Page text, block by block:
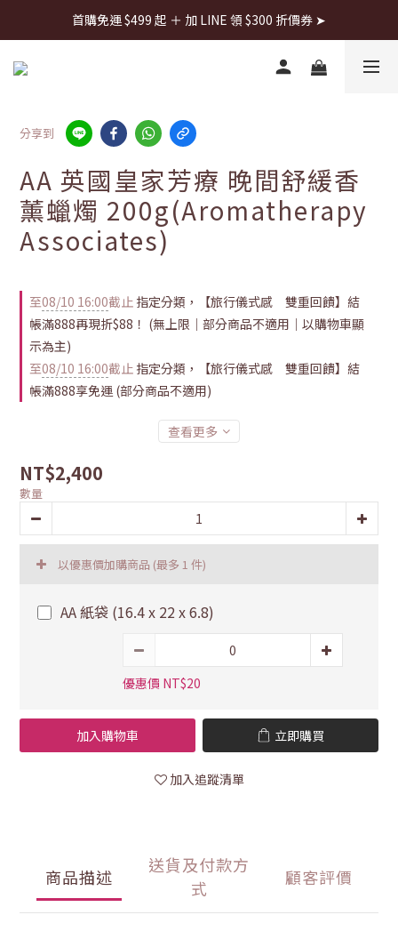
首購免運 $499 起 ＋ 加 LINE 領 $300 折價券 ➤
首購免運 $499 起 ＋ 加 LINE 領 $300 折價券 ➤
分享到
AA 英國皇家芳療 晚間舒緩香
薰蠟燭 200g(Aromatherapy
Associates)
至08/10 16:00截止 指定分類，【旅行儀式感 雙重回饋】結
帳滿888再現折$88！ (無上限｜部分商品不適用｜以購物車顯
示為主)
至08/10 16:00截止 指定分類，【旅行儀式感 雙重回饋】結
帳滿888享免運 (部分商品不適用)
查看更多
NT$2,400
數量
以優惠價加購商品 (最多 1 件)
AA 紙袋 (16.4 x 22 x 6.8)
優惠價 NT$20
加入購物車 立即購買
加入追蹤清單
商品描述
送貨及付款方
式
顧客評價